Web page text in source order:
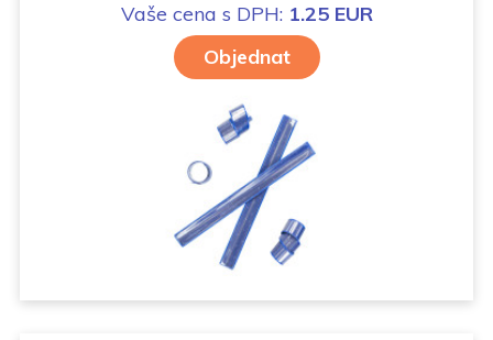
Vaše cena s DPH: 1.25 EUR
Objednat